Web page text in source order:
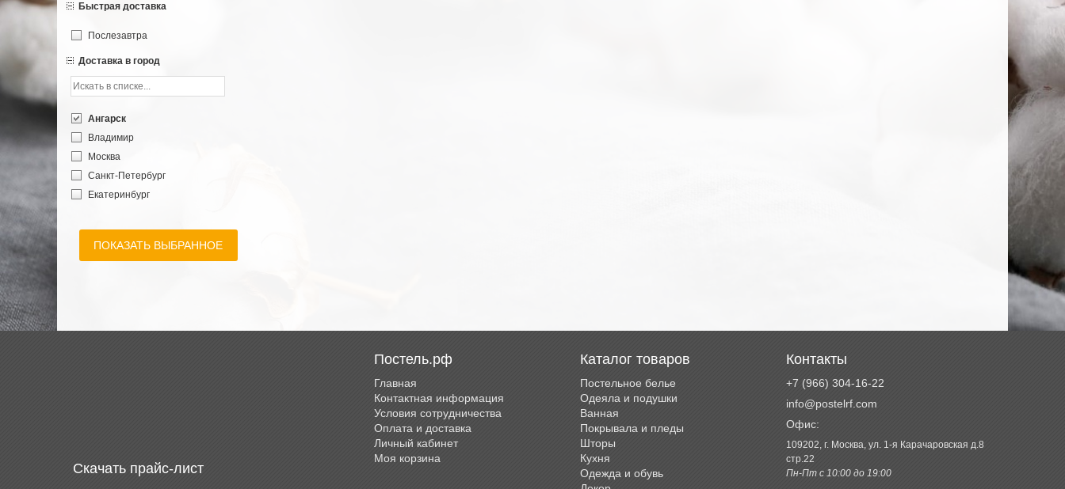
Быстрая доставка
Послезавтра
Доставка в город
Ангарск
Владимир
Москва
Санкт-Петербург
Екатеринбург
Ростов-на-Дону
Волгоград
ПОКАЗАТЬ ВЫБРАННОЕ
Скачать прайс-лист
Контакты
+7 (966) 304-16-22
info@postelrf.com
Офис:
109202, г. Москва, ул. 1-я Карачаровская д.8
стр.22
Пн-Пт с 10:00 до 19:00
Каталог товаров
Постельное белье
Одеяла и подушки
Ванная
Покрывала и пледы
Шторы
Кухня
Одежда и обувь
Постель.рф
Главная
Контактная информация
Условия сотрудничества
Оплата и доставка
Личный кабинет
Моя корзина